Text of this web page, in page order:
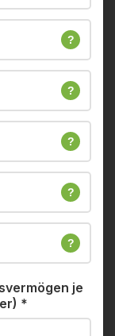
?
?
?
?
?
je
*